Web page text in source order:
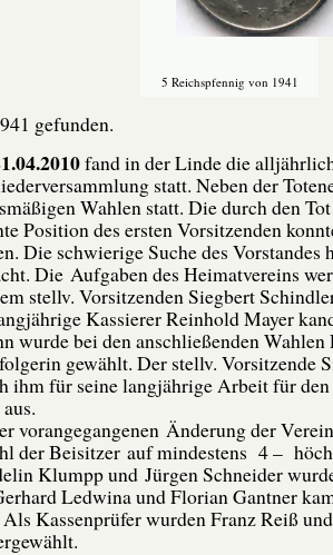
5 Reichspfennig von 1941
gefunden.
fand in der Linde die
statt. Neben der
Wahlen statt. Die durch den
Position des ersten Vorsitzenden
Die schwierige Suche des Vorstandes
Die Aufgaben des Heimatvereins
stellv. Vorsitzenden Siegbert
Kassierer Reinhold Mayer
wurde bei den anschließenden
gewählt. Der stellv. Vorsitzende
ihm für seine langjährige Arbeit für
vorangegangenen Änderung der
der Beisitzer auf mindestens 4 –
Klumpp und Jürgen Schneider
Ledwina und Florian Gantner
Kassenprüfer wurden Franz Reiß